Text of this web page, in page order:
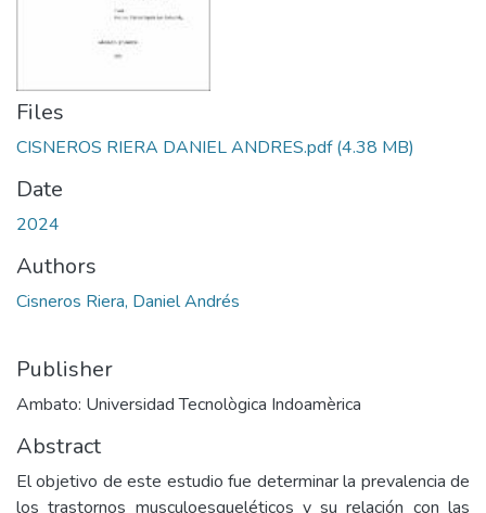
Files
CISNEROS RIERA DANIEL ANDRES.pdf(4.38 MB)
Date
2024
Authors
Cisneros Riera, Daniel Andrés
Publisher
Ambato: Universidad Tecnològica Indoamèrica
Abstract
El objetivo de este estudio fue determinar la prevalencia de
los trastornos musculoesqueléticos y su relación con las